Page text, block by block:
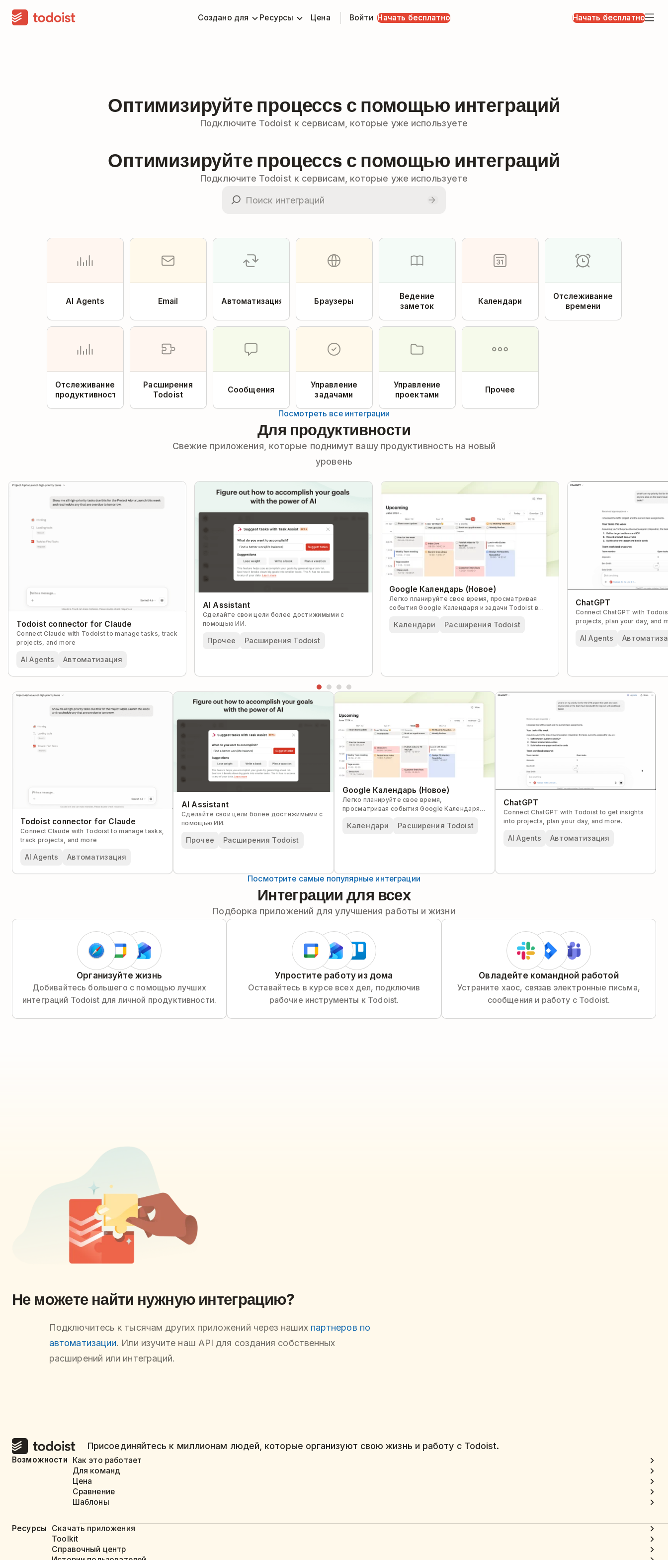
Создано для Ресурсы Цена Войти Начать бесплатно Начать бесплатно
Оптимизируйте процессs с помощью интеграций
Подключите Todoist к сервисам, которые уже используете
Оптимизируйте процессs с помощью интеграций
Подключите Todoist к сервисам, которые уже используете
AI Agents Email Автоматизация Браузеры
Ведение
заметок
Календари
Отслеживание
времени
Отслеживание
продуктивности
Расширения
Todoist
Сообщения
Управление
задачами
Управление
проектами
Прочее
Посмотреть все интеграции
Для продуктивности
Свежие приложения, которые поднимут вашу продуктивность на новый
уровень
Todoist connector for Claude
Connect Claude with Todoist to manage tasks, track
projects, and more
AI Agents Автоматизация
AI Assistant
Сделайте свои цели более достижимыми с
помощью ИИ.
Прочее Расширения Todoist
Google Календарь (Новое)
Легко планируйте свое время, просматривая
события Google Календаря и задачи Todoist в
Календари Расширения Todoist
ChatGPT
Connect ChatGPT with
projects, plan your day, and
AI Agents
Todoist connector for Claude
Connect Claude with Todoist to manage tasks,
track projects, and more
AI Agents Автоматизация
AI Assistant
Сделайте свои цели более достижимыми с
помощью ИИ.
Прочее Расширения Todoist
Google Календарь (Новое)
Легко планируйте свое время,
просматривая события Google Календаря и
Календари Расширения Todoist
ChatGPT
Connect ChatGPT with Todoist to get insights
into projects, plan your day, and more.
AI Agents Автоматизация
Посмотрите самые популярные интеграции
Интеграции для всех
Подборка приложений для улучшения работы и жизни
Организуйте жизнь
Добивайтесь большего с помощью лучших
интеграций Todoist для личной продуктивности.
Упростите работу из дома
Оставайтесь в курсе всех дел, подключив
рабочие инструменты к Todoist.
Овладейте командной работой
Устраните хаос, связав электронные письма,
сообщения и работу с Todoist.
Не можете найти нужную интеграцию?
Подключитесь к тысячам других приложений через наших партнеров по
автоматизации. Или изучите наш API для создания собственных
расширений или интеграций.
Присоединяйтесь к миллионам людей, которые организуют свою жизнь и работу с Todoist.
Возможности
Как это работает
Для команд
Цена
Сравнение
Шаблоны
Ресурсы
Скачать приложения
Toolkit
Справочный центр